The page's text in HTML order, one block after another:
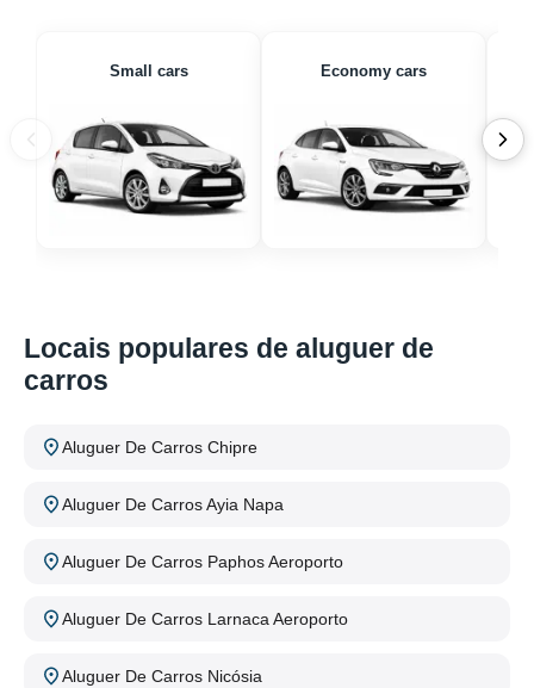
Small cars Economy cars
Locais populares de aluguer de
carros
Aluguer De Carros Chipre
Aluguer De Carros Ayia Napa
Aluguer De Carros Paphos Aeroporto
Aluguer De Carros Larnaca Aeroporto
Aluguer De Carros Nicósia